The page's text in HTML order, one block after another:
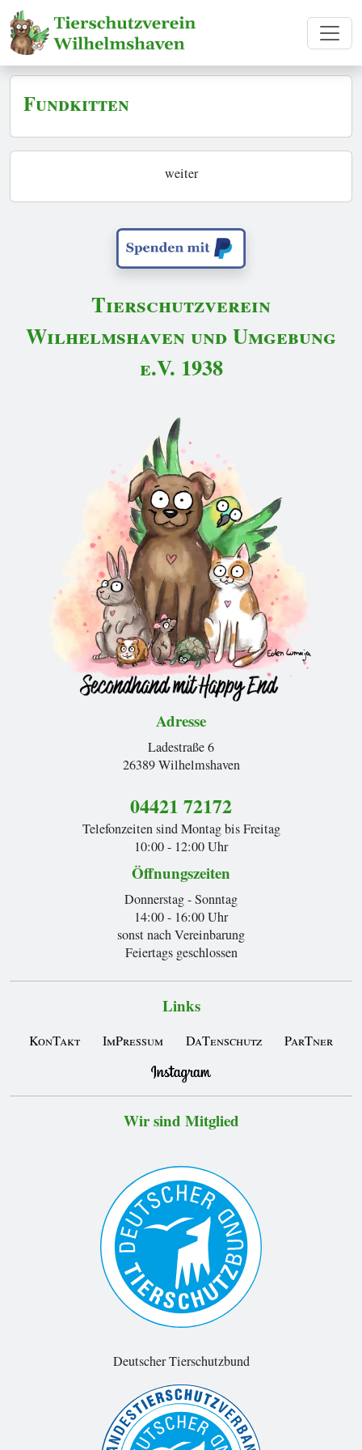
Fundkitten
weiter
Tierschutzverein
Wilhelmshaven und Umgebung
e.V. 1938
Adresse
Ladestraße 6
26389 Wilhelmshaven
04421 72172
Telefonzeiten sind Montag bis Freitag
10:00 - 12:00 Uhr
Öffnungszeiten
Donnerstag - Sonntag
14:00 - 16:00 Uhr
sonst nach Vereinbarung
Feiertags geschlossen
Links
KonTakt ImPressum DaTenschutz ParTner
Wir sind Mitglied
Deutscher Tierschutzbund